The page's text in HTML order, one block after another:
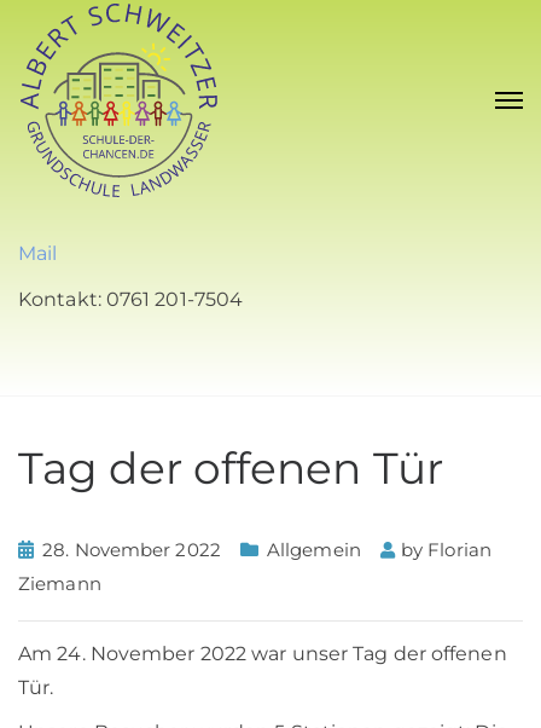
Mail
Kontakt: 0761 201-7504
Tag der offenen Tür
28. November 2022 Allgemein by Florian
Ziemann
Am 24. November 2022 war unser Tag der offenen
Tür.